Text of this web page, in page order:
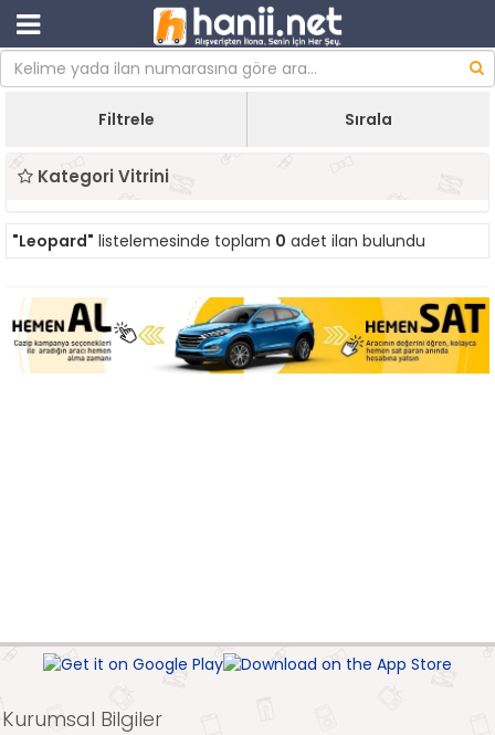
Filtrele Sırala
Kategori Vitrini
"Leopard" listelemesinde toplam 0 adet ilan bulundu
Kurumsal Bilgiler